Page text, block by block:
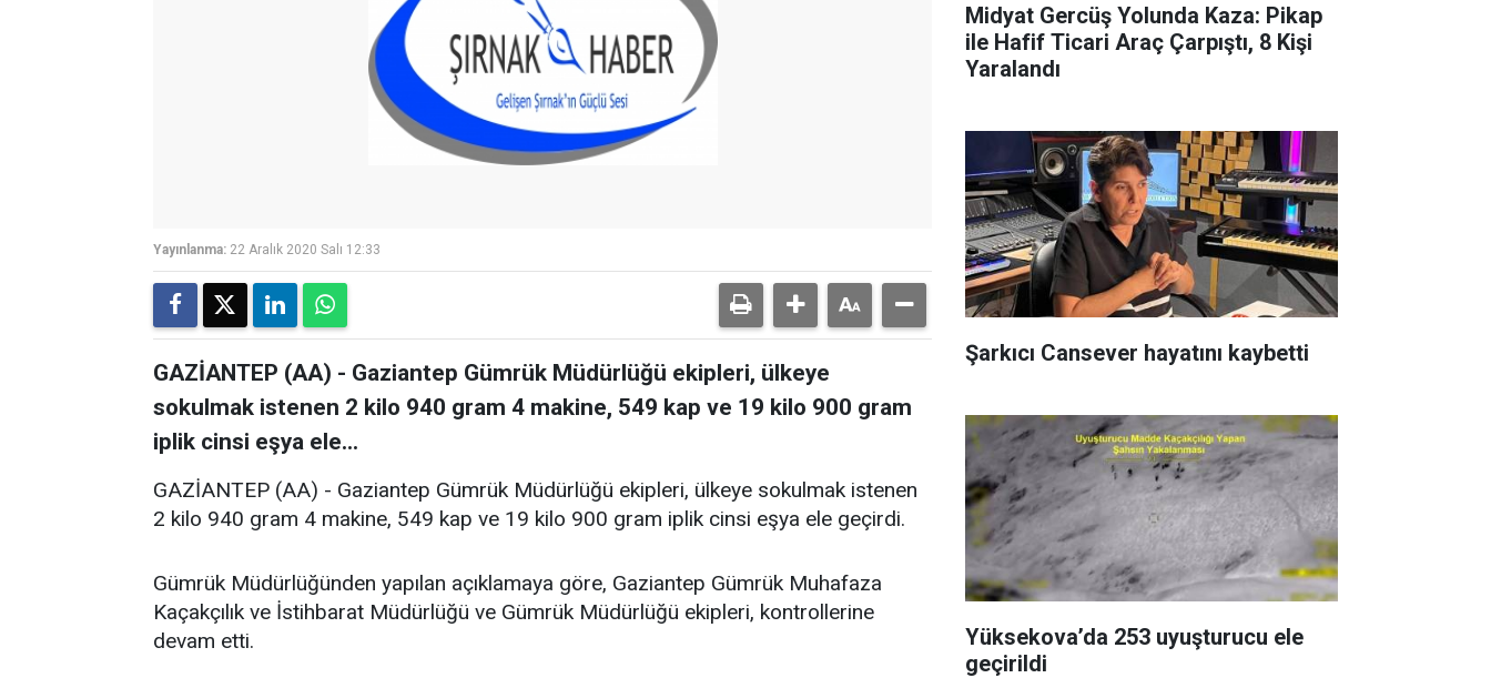
Yayınlanma: 22 Aralık 2020 Salı 12:33
GAZİANTEP (AA) - Gaziantep Gümrük Müdürlüğü ekipleri, ülkeye
sokulmak istenen 2 kilo 940 gram 4 makine, 549 kap ve 19 kilo 900 gram
iplik cinsi eşya ele...
GAZİANTEP (AA) - Gaziantep Gümrük Müdürlüğü ekipleri, ülkeye sokulmak istenen
2 kilo 940 gram 4 makine, 549 kap ve 19 kilo 900 gram iplik cinsi eşya ele geçirdi.
Gümrük Müdürlüğünden yapılan açıklamaya göre, Gaziantep Gümrük Muhafaza
Kaçakçılık ve İstihbarat Müdürlüğü ve Gümrük Müdürlüğü ekipleri, kontrollerine
devam etti.
Midyat Gercüş Yolunda Kaza: Pikap
ile Hafif Ticari Araç Çarpıştı, 8 Kişi
Yaralandı
Şarkıcı Cansever hayatını kaybetti
Yüksekova’da 253 uyuşturucu ele
geçirildi